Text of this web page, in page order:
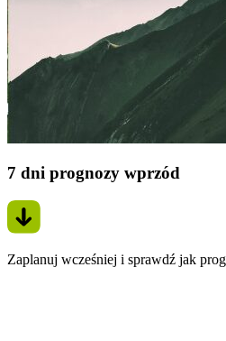
7 dni prognozy wprzód
Zaplanuj wcześniej i sprawdź jak